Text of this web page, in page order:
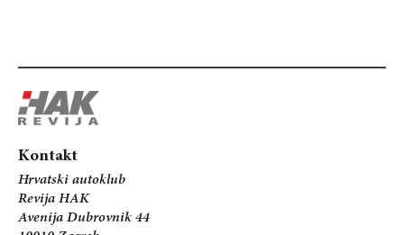
Kontakt
Hrvatski autoklub
Revija HAK
Avenija Dubrovnik 44